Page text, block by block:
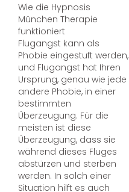
Wie die Hypnosis
München Therapie
funktioniert
Flugangst kann als
Phobie eingestuft werden,
und Flugangst hat Ihren
Ursprung, genau wie jede
andere Phobie, in einer
bestimmten
Überzeugung. Für die
meisten ist diese
Überzeugung, dass sie
während dieses Fluges
abstürzen und sterben
werden. In solch einer
Situation hilft es auch